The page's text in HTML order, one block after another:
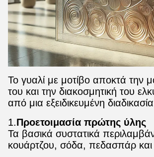
Το γυαλί με μοτίβο αποκτά την
του και την διακοσμητική του
από μια εξειδικευμένη
1.Προετοιμασία πρώτης ύλης
Τα βασικά συστατικά
κουάρτζου, σόδα, πεδασπάρ και